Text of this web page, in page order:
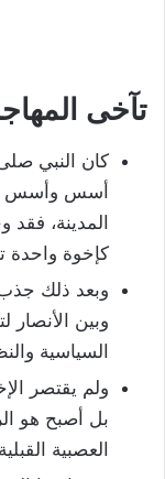
تآخى
كان النبي
أسس وأسس
المدينة، فقد
كإخوة واحدة
وبعد ذلك
وبين الأنصار
السياسية
ولم يقتصر
بل أصبح هو
العصبية